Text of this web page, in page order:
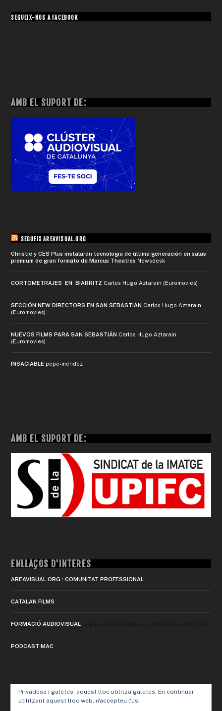
SEGUEIX-NOS A FACEBOOK
AMB EL SUPORT DE:
SEGUEIX AREAVISUAL.ORG
Christie y CES Plus instalarán tecnología de última generación en salas
premium de gran formato de Marcus Theatres Newsdesk
CORTOMETRAJES EN BIARRITZ Carlos Hugo Aztarain (Euromovies)
SECCIÓN NEW DIRECTORS EN SAN SEBASTIÁN Carlos Hugo Aztarain
(Euromovies)
NUEVOS FILMS PARA SAN SEBASTIÁN Carlos Hugo Aztarain
(Euromovies)
INSACIABLE pepe-mendez
AMB EL SUPORT DE:
ENLLAÇOS D'INTERÈS
AREAVISUAL.ORG : COMUNITAT PROFESSIONAL
CATALAN FILMS
FORMACIÓ AUDIOVISUAL
PODCAST MAC
Privadesa i galetes: aquest lloc utilitza galetes. En continuar
utilitzant aquest lloc web, n'accepteu l'ús.